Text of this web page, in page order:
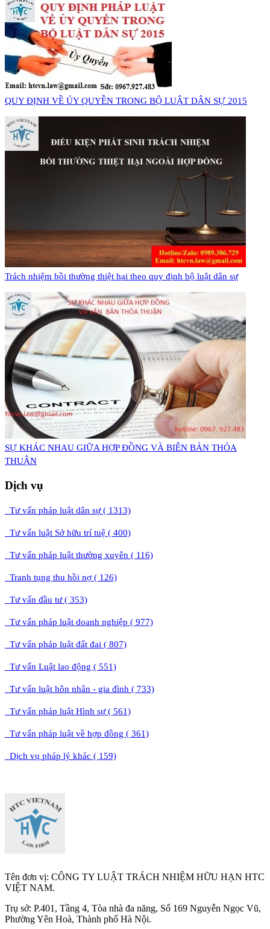
QUY ĐỊNH VỀ ỦY QUYỀN TRONG BỘ LUẬT DÂN SỰ 2015
Trách nhiệm bồi thường thiệt hại theo quy định bộ luật dân sự
​SỰ KHÁC NHAU GIỮA HỢP ĐỒNG VÀ BIÊN BẢN THỎA
THUẬN
Dịch vụ
Tư vấn pháp luật dân sự ( 1313)
Tư vấn luật Sở hữu trí tuệ ( 400)
Tư vấn pháp luật thường xuyên ( 116)
Tranh tụng thu hồi nợ ( 126)
Tư vấn đầu tư ( 353)
Tư vấn pháp luật doanh nghiệp ( 977)
Tư vấn pháp luật đất đai ( 807)
Tư vấn Luật lao động ( 551)
Tư vấn luật hôn nhân - gia đình ( 733)
Tư vấn pháp luật Hình sự ( 561)
Tư vấn pháp luật về hợp đồng ( 361)
Dịch vụ pháp lý khác ( 159)
Tên đơn vị: CÔNG TY LUẬT TRÁCH NHIỆM HỮU HẠN HTC
VIỆT NAM.
Trụ sở: P.401, Tầng 4, Tòa nhà đa năng, Số 169 Nguyễn Ngọc Vũ,
Phường Yên Hoà, Thành phố Hà Nội.